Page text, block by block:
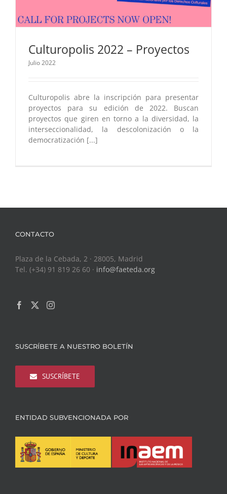
Culturopolis 2022 – Proyectos
Julio 2022
Culturopolis abre la inscripción para presentar
proyectos para su edición de 2022. Buscan
proyectos que giren en torno a la diversidad, la
interseccionalidad, la descolonización o la
democratización [...]
CONTACTO
Plaza de la Cebada, 2 · 28005, Madrid
Tel. (+34) 91 819 26 60 · info@faeteda.org
SUSCRÍBETE A NUESTRO BOLETÍN
SUSCRÍBETE
ENTIDAD SUBVENCIONADA POR